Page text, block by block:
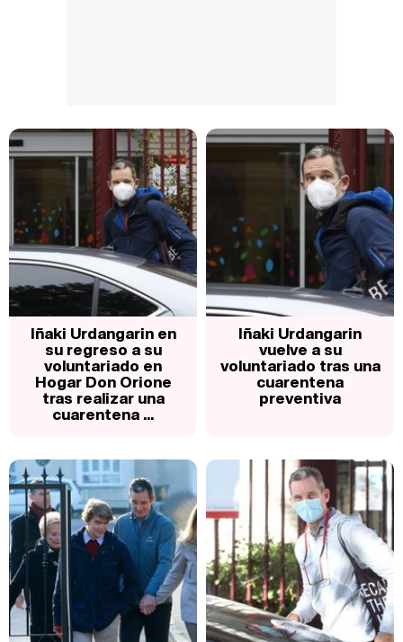
Iñaki Urdangarin en
su regreso a su
voluntariado en
Hogar Don Orione
tras realizar una
cuarentena ...
Iñaki Urdangarin
vuelve a su
voluntariado tras una
cuarentena
preventiva